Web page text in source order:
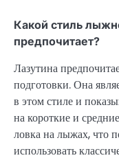
Какой стиль
предпочитает?
Лазутина
подготовки. Она
в этом стиле и
на короткие и
ловка на лыжах, что
использовать